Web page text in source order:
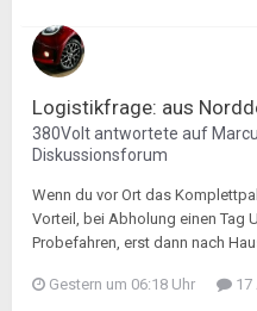
Logistikfrage: aus
380Voltantwortete auf
Diskussionsforum
Wenn du vor Ort das
Vorteil, bei Abholung einen Tag
Probefahren, erst dann nach
Gestern um 06:18 Uhr 17